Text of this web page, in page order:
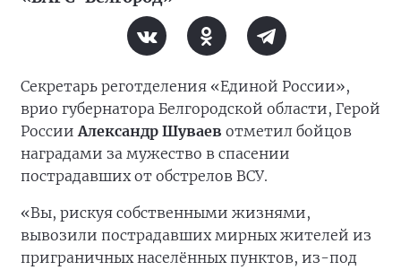
Секретарь реготделения «Единой России»,
врио губернатора Белгородской области, Герой
РоссииАлександр Шуваев отметил бойцов
наградами за мужество в спасении
пострадавших от обстрелов ВСУ.
«Вы, рискуя собственными жизнями,
вывозили пострадавших мирных жителей из
приграничных населённых пунктов, из-под